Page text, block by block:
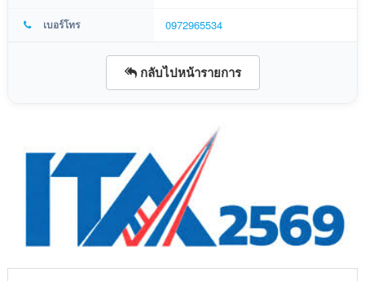
เบอร์โทร 0972965534
กลับไปหน้ารายการ